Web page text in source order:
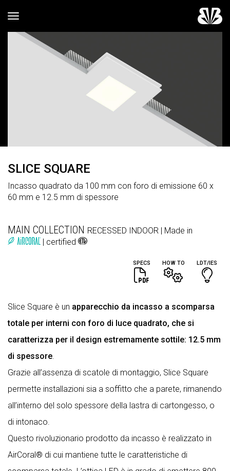
Toggle navigation
SLICE SQUARE
Incasso quadrato da 100 mm con foro di emissione 60 x
60 mm e 12.5 mm di spessore
MAIN COLLECTION RECESSED INDOOR | Made in
| certified
SPECS HOW TO LDT/IES
Slice Square è un apparecchio da incasso a scomparsa
totale per interni con foro di luce quadrato, che si
caratterizza per il design estremamente sottile: 12.5 mm
di spessore.
Grazie all’assenza di scatole di montaggio, Slice Square
permette installazioni sia a soffitto che a parete, rimanendo
all’interno del solo spessore della lastra di cartongesso, o
di intonaco.
Questo rivoluzionario prodotto da incasso è realizzato in
AirCoral® di cui mantiene tutte le caratteristiche di